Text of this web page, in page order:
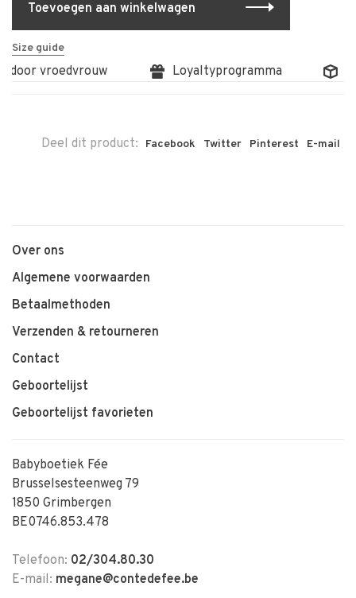
Toevoegen aan winkelwagen
Size guide
door vroedvrouw Loyaltyprogramma
Deel dit product: Facebook Twitter Pinterest E-mail
Over ons
Algemene voorwaarden
Betaalmethoden
Verzenden & retourneren
Contact
Geboortelijst
Geboortelijst favorieten
Babyboetiek Fée
Brusselsesteenweg 79
1850 Grimbergen
BE0746.853.478
Telefoon: 02/304.80.30
E-mail: megane@contedefee.be